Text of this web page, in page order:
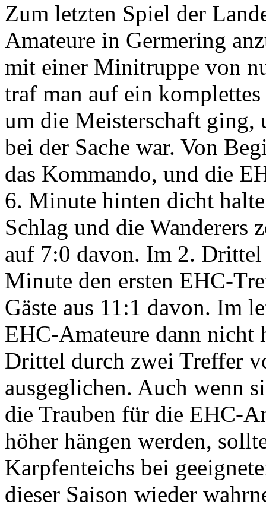
Zum letzten Spiel der
Amateure in Germering
mit einer Minitruppe von
traf man auf ein
um die Meisterschaft ging,
bei der Sache war. Von
das Kommando, und die
6. Minute hinten dicht
Schlag und die Wanderers
auf 7:0 davon. Im 2.
Minute den ersten EHC-
Gäste aus 11:1 davon. Im
EHC-Amateure dann nicht
Drittel durch zwei Treffer
ausgeglichen. Auch wenn
die Trauben für die EHC-
höher hängen werden,
Karpfenteichs bei
dieser Saison wieder